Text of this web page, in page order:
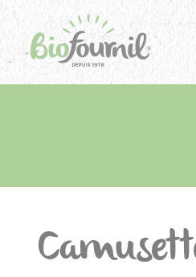
Panneau de gestion des